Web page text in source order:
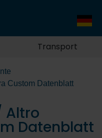
Transport
Custom Datenblatt
Altro
Datenblatt